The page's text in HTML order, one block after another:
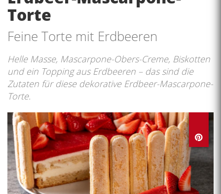
Torte
Feine Torte mit Erdbeeren
Helle Masse, Mascarpone-Obers-Creme, Biskotten
und ein Topping aus Erdbeeren – das sind die
Zutaten für diese dekorative Erdbeer-Mascarpone-
Torte.